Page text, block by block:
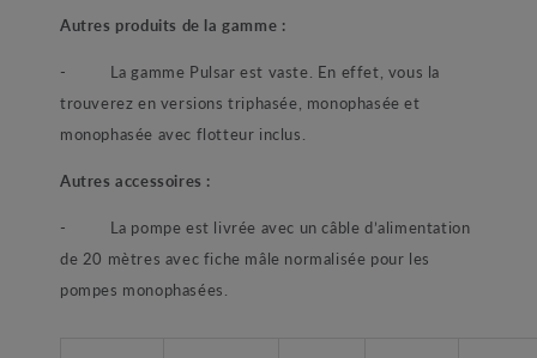
Autres produits de la gamme :
- La gamme Pulsar est vaste. En effet, vous la
trouverez en versions triphasée, monophasée et
monophasée avec flotteur inclus.
Autres accessoires :
- La pompe est livrée avec un câble d’alimentation
de 20 mètres avec fiche mâle normalisée pour les
pompes monophasées.